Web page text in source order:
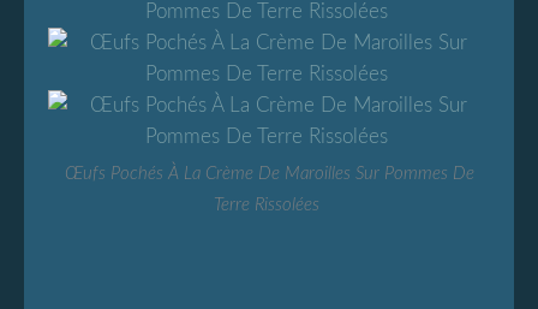
Œufs Pochés À La Crème De Maroilles Sur Pommes De
Terre Rissolées